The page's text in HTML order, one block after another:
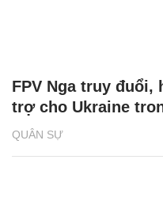
QUÂN SỰ
FPV Nga truy đuổi,
trợ cho Ukraine